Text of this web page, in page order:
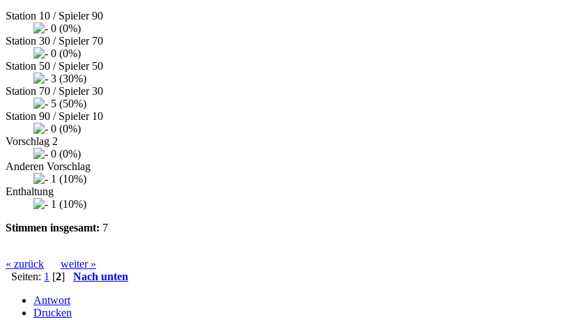
Station 10 / Spieler 90
0 (0%)
Station 30 / Spieler 70
0 (0%)
Station 50 / Spieler 50
3 (30%)
Station 70 / Spieler 30
5 (50%)
Station 90 / Spieler 10
0 (0%)
Vorschlag 2
0 (0%)
Anderen Vorschlag
1 (10%)
Enthaltung
1 (10%)
Stimmen insgesamt: 7
« zurück
weiter »
Seiten: 1 [2] Nach unten
Antwort
Drucken